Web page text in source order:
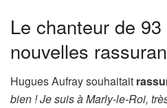
Le chanteur de
nouvelles
Hugues Aufray souhaitait
bien ! Je suis à Marly-le-Roi,